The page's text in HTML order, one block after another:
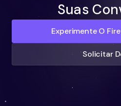
Suas
Experimente O
Solicitar